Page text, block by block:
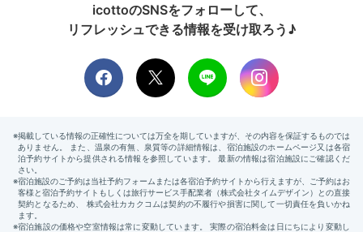
ホテル内「カフェ＆バー・プラザ」のアフタヌーンティ
で軽めのランチ♪ハロウィン限定や旬のフルーツなど、
季節によって異なるメニューが楽しめます。スイーツだ
けでなくキッシュやサンドイッチもあり、軽いランチに
ぴったり！
icottoのSNSをフォローして、
リフレッシュできる情報を受け取ろう♪